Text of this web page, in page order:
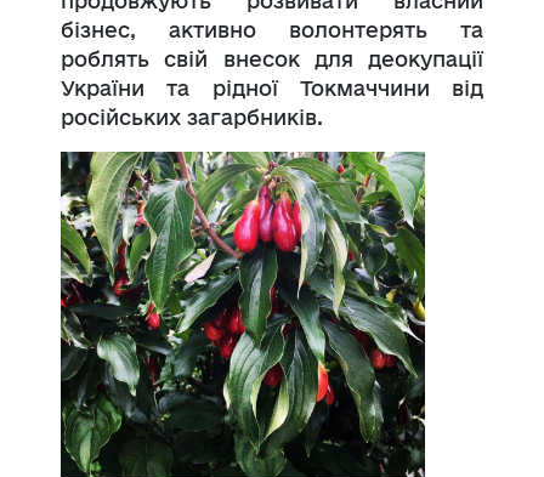
бізнес, активно волонтерять та
роблять свій внесок для деокупації
України та рідної Токмаччини від
російських загарбників.